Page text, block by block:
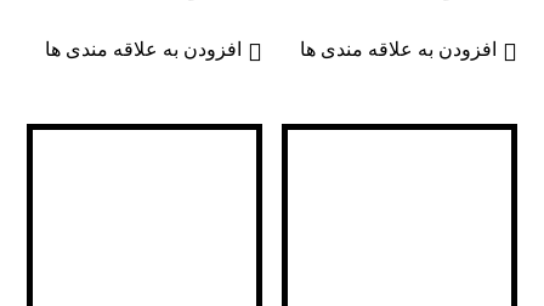
افزودن به علاقه مندی ها افزودن به علاقه مندی ها